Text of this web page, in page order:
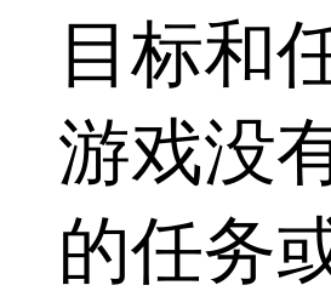
目标和
游戏没
的任务